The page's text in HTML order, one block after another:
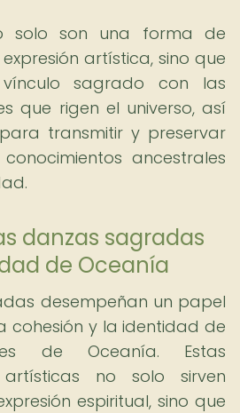
solo son una forma de
artística, sino que
sagrado con las
que rigen el universo, así
transmitir y preservar
ancestrales
danzas sagradas
de Oceanía
desempeñan un papel
cohesión y la identidad de
de Oceanía. Estas
artísticas no solo sirven
espiritual, sino que